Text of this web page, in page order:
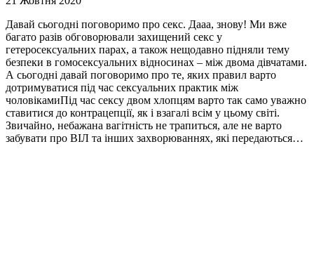
Давай сьогодні поговоримо про секс. Дааа, знову! Ми вже
багато разів обговорювали захищений секс у
гетеросексуальних парах, а також нещодавно підняли тему
безпеки в гомосексуальних відносинах – між двома дівчатами.
А сьогодні давай поговоримо про те, яких правил варто
дотримуватися під час сексуальних практик між
чоловікамиПід час сексу двом хлопцям варто так само уважно
ставитися до контрацепції, як і взагалі всім у цьому світі.
Звичайно, небажана вагітність не трапиться, але не варто
забувати про ВІЛ та інших захворюваннях, які передаються…